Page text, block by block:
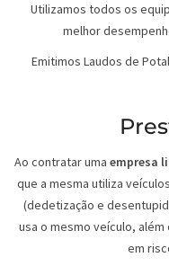
Utilizamos todos os
melhor
Emitimos Laudos de
Ao contratar uma empresa
que a mesma utiliza
(dedetização e
usa o mesmo veículo,
em